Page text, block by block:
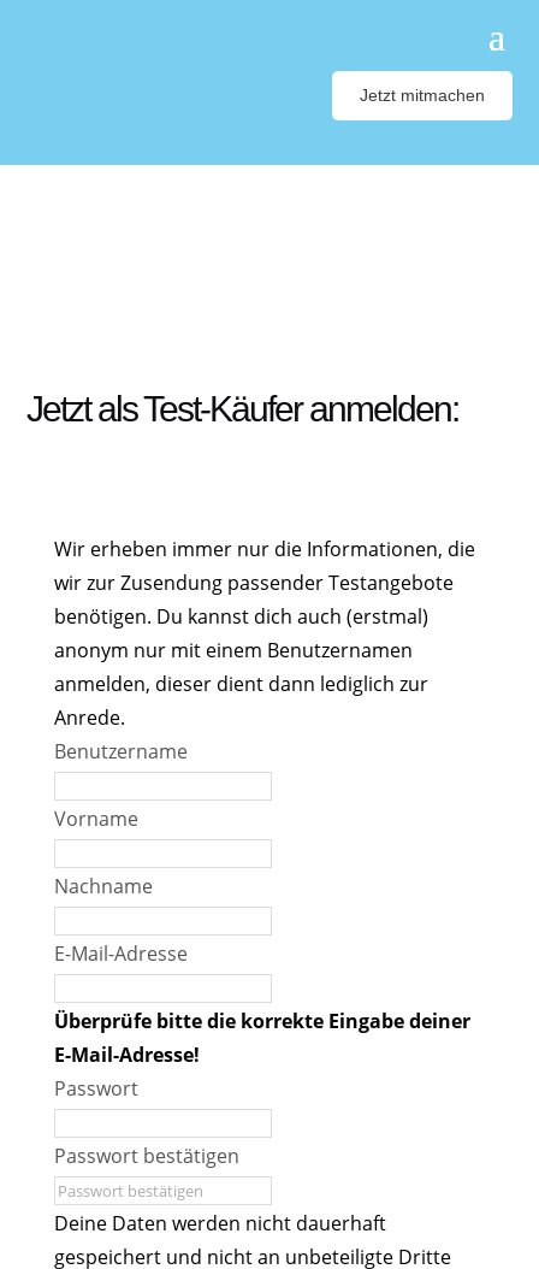
Jetzt mitmachen
Jetzt als Test-Käufer anmelden:
Wir erheben immer nur die Informationen, die
wir zur Zusendung passender Testangebote
benötigen. Du kannst dich auch (erstmal)
anonym nur mit einem Benutzernamen
anmelden, dieser dient dann lediglich zur
Anrede.
Benutzername
Vorname
Nachname
E-Mail-Adresse
Überprüfe bitte die korrekte Eingabe deiner
E-Mail-Adresse!
Passwort
Passwort bestätigen
Deine Daten werden nicht dauerhaft
gespeichert und nicht an unbeteiligte Dritte